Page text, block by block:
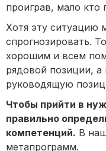
проиграв, мало кто
Хотя эту ситуацию
спрогнозировать.
хорошим и всем
рядовой позиции,
руководящую
Чтобы прийти в
правильно
компетенций. В
метапрограмм.